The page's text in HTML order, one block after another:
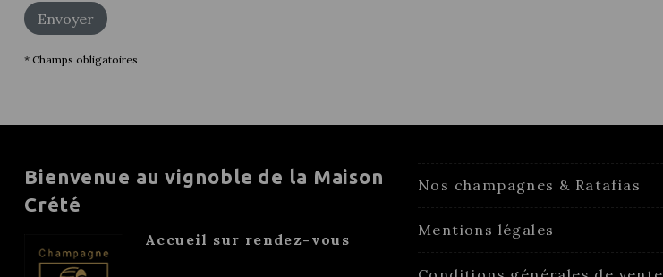
* Champs obligatoires
Bienvenue au vignoble de la Maison
Crété
Accueil sur rendez-vous
Nos champagnes & Ratafias
Mentions légales